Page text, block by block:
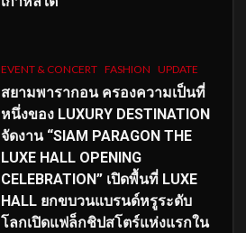
EVENT & CONCERT FASHION UPDATE
สยามพารากอน ครองความเป็นที่
หนึ่งของ LUXURY DESTINATION
จัดงาน “SIAM PARAGON THE
LUXE HALL OPENING
CELEBRATION” เปิดพื้นที่ LUXE
HALL ยกขบวนแบรนด์หรูระดับ
โลกเปิดแฟล็กชิปสโตร์แห่งแรกใน